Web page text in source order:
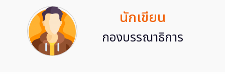
นักเขียน
กองบรรณาธิการ